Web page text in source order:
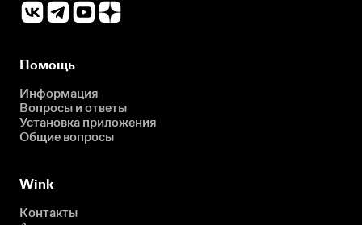
Помощь
Информация
Вопросы и ответы
Установка приложения
Общие вопросы
Wink
Контакты